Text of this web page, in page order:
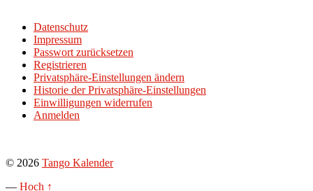
Datenschutz
Impressum
Passwort zurücksetzen
Registrieren
Privatsphäre-Einstellungen ändern
Historie der Privatsphäre-Einstellungen
Einwilligungen widerrufen
Anmelden
© 2026 Tango Kalender
— Hoch ↑